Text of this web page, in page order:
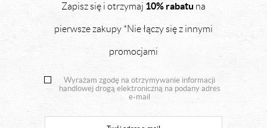
Zapisz się i otrzymaj 10% rabatu na
pierwsze zakupy *Nie łączy się z innymi
promocjami
Wyrażam zgodę na otrzymywanie informacji
handlowej drogą elektroniczną na podany adres
e-mail